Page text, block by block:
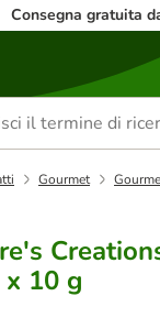
Consegna gratuita
Gourmet
x 10 g